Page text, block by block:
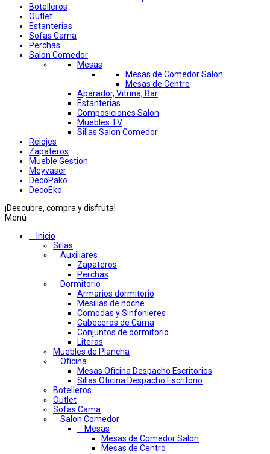
Botelleros
Outlet
Estanterias
Sofas Cama
Perchas
Salon Comedor
Mesas
Mesas de Comedor Salon
Mesas de Centro
Aparador, Vitrina, Bar
Estanterias
Composiciones Salon
Muebles TV
Sillas Salon Comedor
Relojes
Zapateros
Mueble Gestion
Meyvaser
DecoPako
DecoEko
¡Descubre, compra y disfruta!
Menú
Inicio
Sillas
Auxiliares
Zapateros
Perchas
Dormitorio
Armarios dormitorio
Mesillas de noche
Comodas y Sinfonieres
Cabeceros de Cama
Conjuntos de dormitorio
Literas
Muebles de Plancha
Oficina
Mesas Oficina Despacho Escritorios
Sillas Oficina Despacho Escritorio
Botelleros
Outlet
Sofas Cama
Salon Comedor
Mesas
Mesas de Comedor Salon
Mesas de Centro